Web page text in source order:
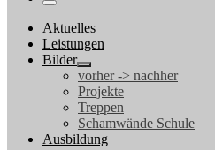
Menü
Aktuelles
Leistungen
Bilder
vorher -> nachher
Projekte
Treppen
Schamwände Schule
Ausbildung